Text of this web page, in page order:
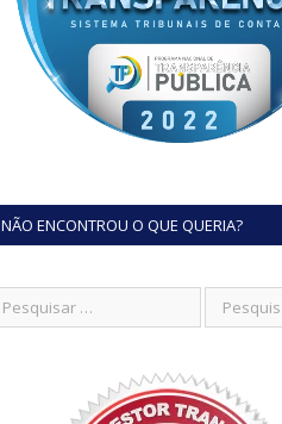
NÃO ENCONTROU O QUE QUERIA?